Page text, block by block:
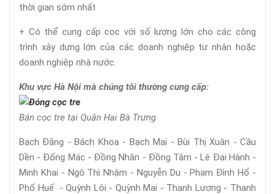
thời gian sớm nhất
+ Có thể cung cấp cọc với số lượng lớn cho các công
trình xây dựng lớn của các doanh nghiệp tư nhân hoặc
doanh nghiệp nhà nước.
Khu vực Hà Nội mà chúng tôi thường cung cấp:
Bán cọc tre tại Quận Hai Bà Trưng
Bạch Đằng - Bách Khoa - Bạch Mai - Bùi Thị Xuân - Cầu
Dền - Đống Mác - Đồng Nhân - Đồng Tâm - Lê Đại Hành -
Minh Khai - Ngô Thì Nhậm - Nguyễn Du - Phạm Đình Hổ -
Phố Huế - Quỳnh Lôi - Quỳnh Mai - Thanh Lương - Thanh